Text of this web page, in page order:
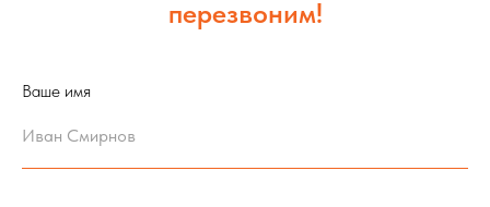
перезвоним!
Ваше имя